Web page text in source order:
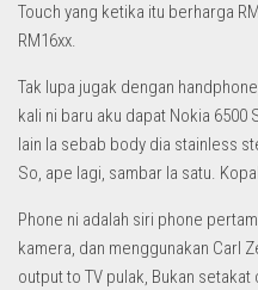
Touch yang ketika itu berharga
RM16xx.
Tak lupa jugak dengan
kali ni baru aku dapat Nokia 6500
lain la sebab body dia stainless
So, ape lagi, sambar la satu.
Phone ni adalah siri phone
kamera, dan menggunakan Carl
output to TV pulak, Bukan